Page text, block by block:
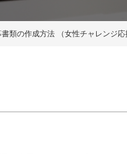
類の作成方法 （女性チャレンジ応